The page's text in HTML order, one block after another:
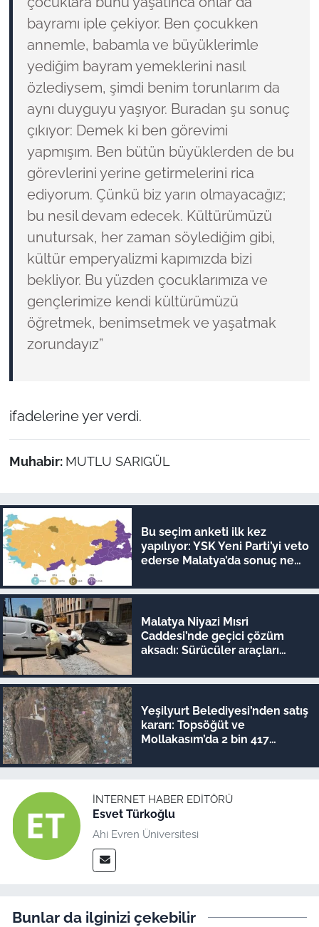
bayramı iple çekiyor. Ben çocukken
annemle, babamla ve büyüklerimle
yediğim bayram yemeklerini nasıl
özlediysem, şimdi benim torunlarım da
aynı duyguyu yaşıyor. Buradan şu sonuç
çıkıyor: Demek ki ben görevimi
yapmışım. Ben bütün büyüklerden de bu
görevlerini yerine getirmelerini rica
ediyorum. Çünkü biz yarın olmayacağız;
bu nesil devam edecek. Kültürümüzü
unutursak, her zaman söylediğim gibi,
kültür emperyalizmi kapımızda bizi
bekliyor. Bu yüzden çocuklarımıza ve
gençlerimize kendi kültürümüzü
öğretmek, benimsetmek ve yaşatmak
zorundayız”
ifadelerine yer verdi.
Muhabir: MUTLU SARIGÜL
Bu seçim anketi ilk kez
yapılıyor: YSK Yeni Parti’yi veto
ederse Malatya’da sonuç ne
Malatya Niyazi Mısri
Caddesi’nde geçici çözüm
aksadı: Sürücüler araçları
Yeşilyurt Belediyesi’nden satış
kararı: Topsöğüt ve
Mollakasım’da 2 bin 417
İNTERNET HABER EDITÖRÜ
Esvet Türkoğlu
Ahi Evren Üniversitesi
Bunlar da ilginizi çekebilir